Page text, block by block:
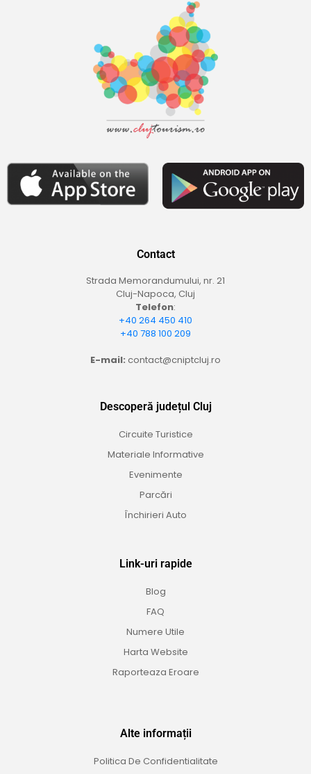
Contact
Strada Memorandumului, nr. 21
Cluj-Napoca, Cluj
Telefon:
+40 264 450 410
+40 788 100 209
E-mail: contact@cniptcluj.ro
Descoperă județul Cluj
Circuite Turistice
Materiale Informative
Evenimente
Parcări
Închirieri Auto
Link-uri rapide
Blog
FAQ
Numere Utile
Harta Website
Raporteaza Eroare
Alte informații
Politica De Confidentialitate